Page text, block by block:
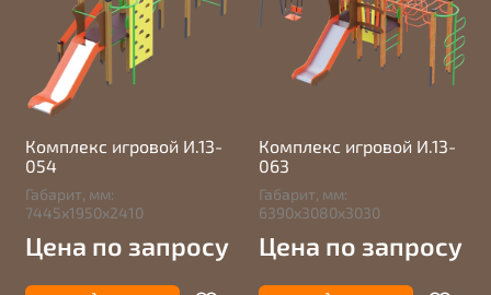
Комплекс игровой И.13-
054
Габарит, мм:
7445х1950х2410
Цена по запросу
Комплекс игровой И.13-
063
Габарит, мм:
6390х3080х3030
Цена по запросу